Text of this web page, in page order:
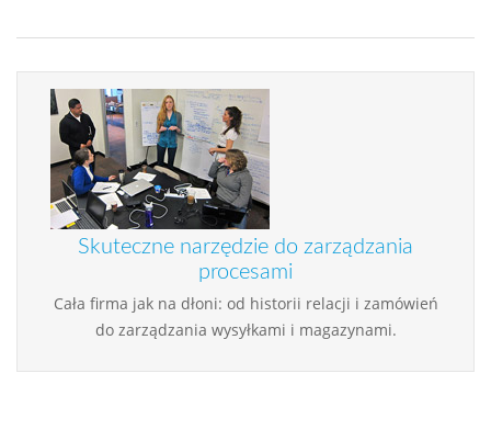
Skuteczne narzędzie do zarządzania
procesami
Cała firma jak na dłoni: od historii relacji i zamówień
do zarządzania wysyłkami i magazynami.